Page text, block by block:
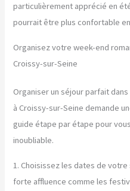
particulièrement apprécié en
pourrait être plus confortable
Organisez votre week-end
Croissy-sur-Seine
Organiser un séjour parfait
à Croissy-sur-Seine demande
guide étape par étape pour
inoubliable.
1. Choisissez les dates de
forte affluence comme les